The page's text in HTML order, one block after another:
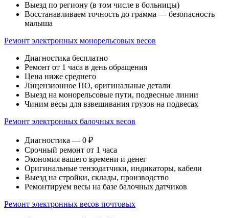
Выезд по региону (в том числе в больницы)
Восстанавливаем точность до грамма — безопасность
малыша
Ремонт электронных монорельсовых весов
Диагностика бесплатно
Ремонт от 1 часа в день обращения
Цена ниже среднего
Лицензионное ПО, оригинальные детали
Выезд на монорельсовые пути, подвесные линии
Чиним весы для взвешивания грузов на подвесах
Ремонт электронных балочных весов
Диагностика — 0 ₽
Срочный ремонт от 1 часа
Экономия вашего времени и денег
Оригинальные тензодатчики, индикаторы, кабели
Выезд на стройки, склады, производство
Ремонтируем весы на базе балочных датчиков
Ремонт электронных весов почтовых